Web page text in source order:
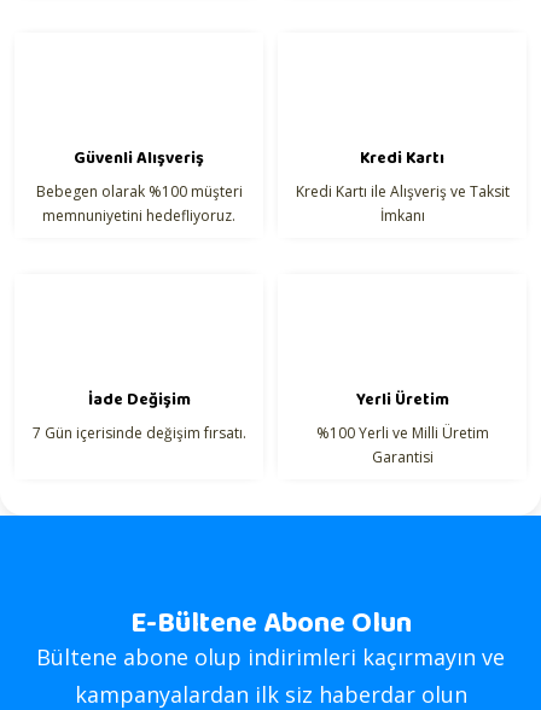
Güvenli Alışveriş
Bebegen olarak %100 müşteri
memnuniyetini hedefliyoruz.
Kredi Kartı
Kredi Kartı ile Alışveriş ve Taksit
İmkanı
İade Değişim
7 Gün içerisinde değişim fırsatı.
Yerli Üretim
%100 Yerli ve Milli Üretim
Garantisi
E-Bültene Abone Olun
Bültene abone olup indirimleri kaçırmayın ve
kampanyalardan ilk siz haberdar olun